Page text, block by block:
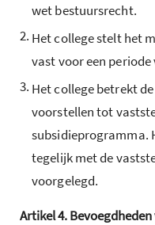
wet bestuursrecht.
2. Het college stelt het
vast voor een
3. Het college betrekt
voorstellen tot
subsidieprogramma.
tegelijk met de
voorgelegd.
Artikel4.